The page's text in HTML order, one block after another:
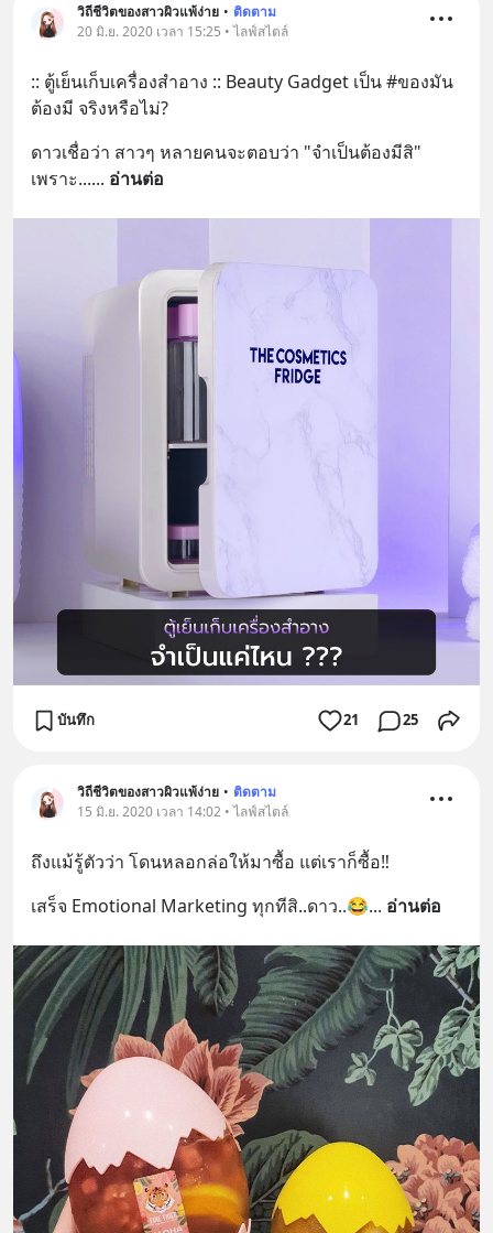
วิถีชีวิตของสาวผิวแพ้ง่าย • ติดตาม
20 มิ.ย. 2020 เวลา 15:25 • ไลฟ์สไตล์
:: ตู้เย็นเก็บเครื่องสำอาง :: Beauty Gadget เป็น #ของมัน
ต้องมี จริงหรือไม่?
ดาวเชื่อว่า สาวๆ หลายคนจะตอบว่า "จำเป็นต้องมีสิ"
เพราะ...... อ่านต่อ
บันทึก 21 25
วิถีชีวิตของสาวผิวแพ้ง่าย • ติดตาม
15 มิ.ย. 2020 เวลา 14:02 • ไลฟ์สไตล์
ถึงแม้รู้ตัวว่า โดนหลอกล่อให้มาซื้อ แต่เราก็ซื้อ‼️
เสร็จ Emotional Marketing ทุกทีสิ..ดาว..😂... อ่านต่อ